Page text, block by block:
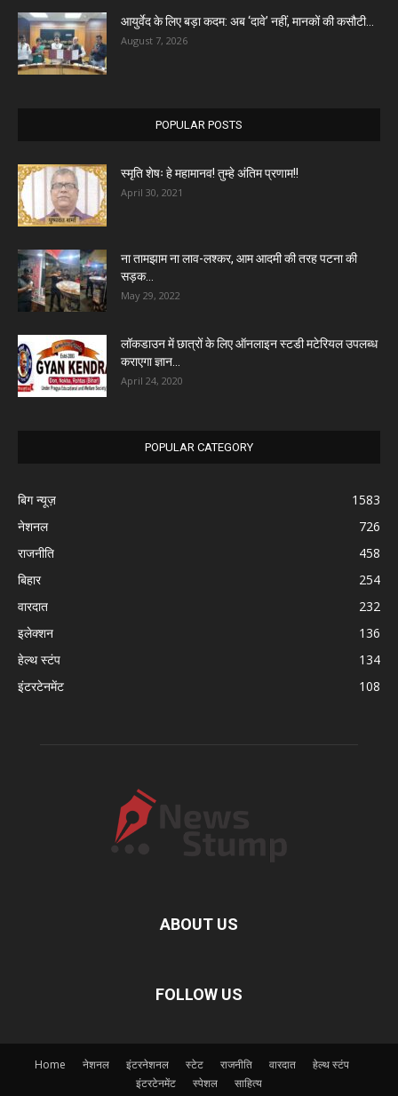
आयुर्वेद के लिए बड़ा कदम: अब ‘दावे’ नहीं, मानकों की कसौटी...
August 7, 2026
POPULAR POSTS
स्मृति शेषः हे महामानव! तुम्हे अंतिम प्रणाम!!
April 30, 2021
ना तामझाम ना लाव-लश्कर, आम आदमी की तरह पटना की
सड़क...
May 29, 2022
लॉकडाउन में छात्रों के लिए ऑनलाइन स्टडी मटेरियल उपलब्ध
कराएगा ज्ञान...
April 24, 2020
POPULAR CATEGORY
बिग न्यूज़
1583
नेशनल
726
राजनीति
458
बिहार
254
वारदात
232
इलेक्शन
136
हेल्थ स्टंप
134
इंटरटेनमेंट
108
ABOUT US
FOLLOW US
Home नेशनल इंटरनेशनल स्टेट राजनीति वारदात
हेल्थ स्टंप
इंटरटेनमेंट
स्पेशल साहित्य